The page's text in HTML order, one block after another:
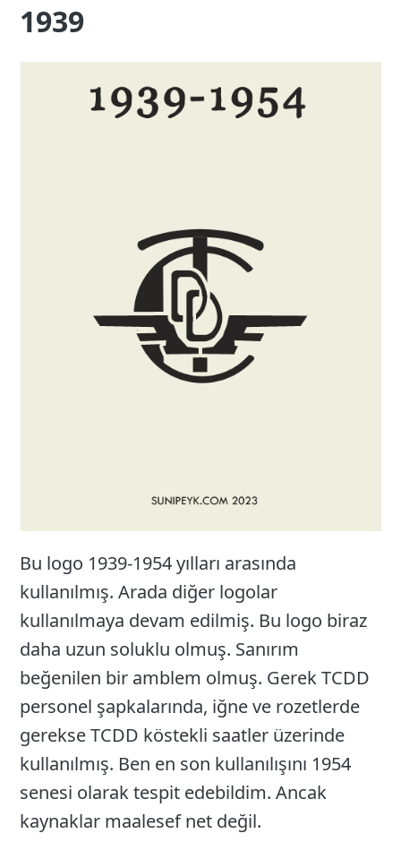
1939
Bu logo 1939-1954 yılları arasında
kullanılmış. Arada diğer logolar
kullanılmaya devam edilmiş. Bu logo biraz
daha uzun soluklu olmuş. Sanırım
beğenilen bir amblem olmuş. Gerek TCDD
personel şapkalarında, iğne ve rozetlerde
gerekse TCDD köstekli saatler üzerinde
kullanılmış. Ben en son kullanılışını 1954
senesi olarak tespit edebildim. Ancak
kaynaklar maalesef net değil.